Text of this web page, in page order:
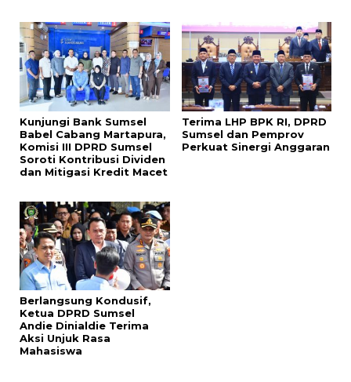
Kunjungi Bank Sumsel
Babel Cabang Martapura,
Komisi III DPRD Sumsel
Soroti Kontribusi Dividen
dan Mitigasi Kredit Macet
Terima LHP BPK RI, DPRD
Sumsel dan Pemprov
Perkuat Sinergi Anggaran
Berlangsung Kondusif,
Ketua DPRD Sumsel
Andie Dinialdie Terima
Aksi Unjuk Rasa
Mahasiswa